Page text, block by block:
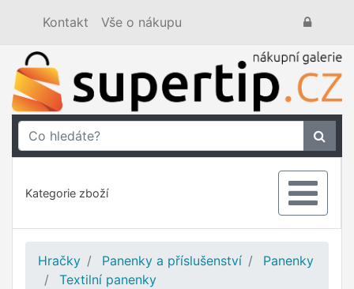
Kontakt Vše o nákupu
Kategorie zboží
Hračky Panenky a příslušenství
Panenky
Textilní panenky